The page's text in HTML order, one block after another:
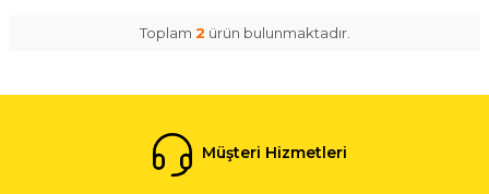
Toplam 2 ürün bulunmaktadır.
Müşteri Hizmetleri